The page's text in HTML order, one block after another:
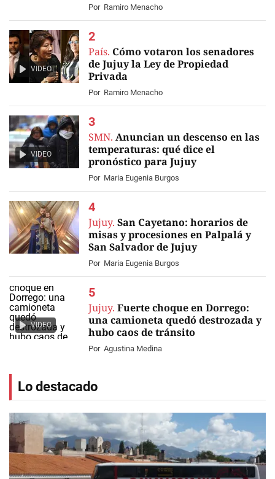
Por Ramiro Menacho
VIDEO
País. Cómo votaron los senadores
de Jujuy la Ley de Propiedad
Privada
Por Ramiro Menacho
VIDEO
SMN. Anuncian un descenso en las
temperaturas: qué dice el
pronóstico para Jujuy
Por Maria Eugenia Burgos
Jujuy. San Cayetano: horarios de
misas y procesiones en Palpalá y
San Salvador de Jujuy
Por Maria Eugenia Burgos
VIDEO
Jujuy. Fuerte choque en Dorrego:
una camioneta quedó destrozada y
hubo caos de tránsito
Por Agustina Medina
Lo destacado